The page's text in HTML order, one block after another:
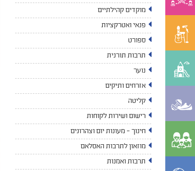
מוקדים קהילתיים
פנאי ואטרקציות
ספורט
תרבות תורנית
נוער
אזרחים ותיקים
קליטה
רישום ושירות לקוחות
חינוך - מעונות יום וצהרונים
מוזאון לתרבות האסלאם
תרבות ואמנות